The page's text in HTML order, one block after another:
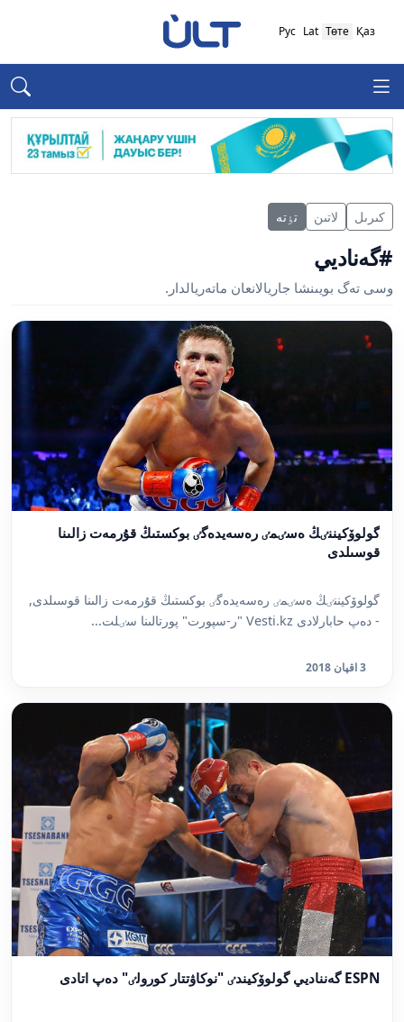
Қаз
Төте
Lat
Рус
كىرىل لاتىن تٶتە
#گەناديي
وسى تەگ بويىنشا جاريالانعان ماتەريالدار.
گولوۆكيننٸڭ ەسٸمٸ رەسەيدەگٸ بوكستىڭ قۇرمەت زالىنا
قوسىلدى
گولوۆكيننٸڭ ەسٸمٸ رەسەيدەگٸ بوكستىڭ قۇرمەت زالىنا قوسىلدى,
- دەپ حابارلادى Vesti.kz "ر-سپورت" پورتالىنا سٸلت...
3 اقپان 2018
ESPN گەنناديي گولوۆكيندٸ "نوكاۋتتار كورولٸ" دەپ اتادى